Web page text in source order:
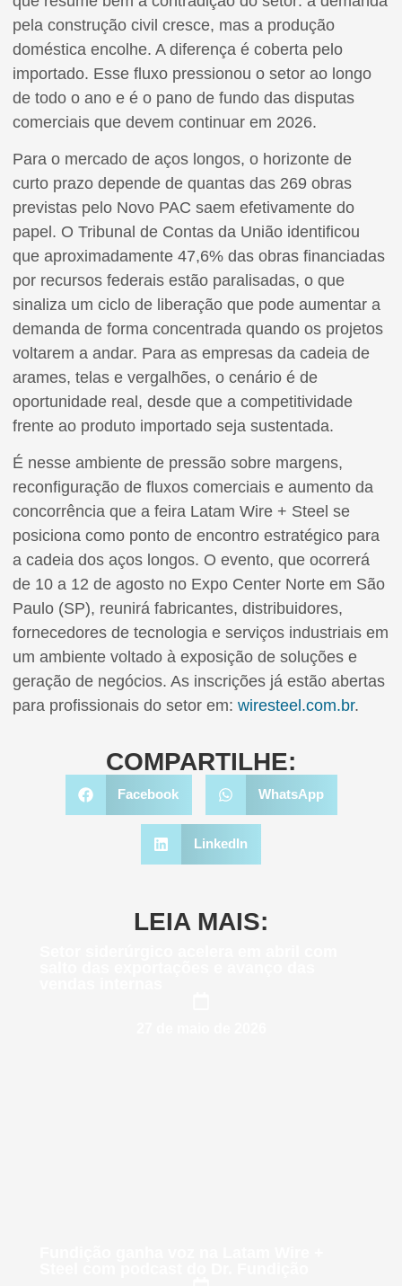
pela construção civil cresce, mas a produção
doméstica encolhe. A diferença é coberta pelo
importado. Esse fluxo pressionou o setor ao longo
de todo o ano e é o pano de fundo das disputas
comerciais que devem continuar em 2026.
Para o mercado de aços longos, o horizonte de
curto prazo depende de quantas das 269 obras
previstas pelo Novo PAC saem efetivamente do
papel. O Tribunal de Contas da União identificou
que aproximadamente 47,6% das obras financiadas
por recursos federais estão paralisadas, o que
sinaliza um ciclo de liberação que pode aumentar a
demanda de forma concentrada quando os projetos
voltarem a andar. Para as empresas da cadeia de
arames, telas e vergalhões, o cenário é de
oportunidade real, desde que a competitividade
frente ao produto importado seja sustentada.
É nesse ambiente de pressão sobre margens,
reconfiguração de fluxos comerciais e aumento da
concorrência que a feira Latam Wire + Steel se
posiciona como ponto de encontro estratégico para
a cadeia dos aços longos. O evento, que ocorrerá
de 10 a 12 de agosto no Expo Center Norte em São
Paulo (SP), reunirá fabricantes, distribuidores,
fornecedores de tecnologia e serviços industriais em
um ambiente voltado à exposição de soluções e
geração de negócios. As inscrições já estão abertas
para profissionais do setor em: wiresteel.com.br.
COMPARTILHE:
Facebook WhatsApp
LinkedIn
LEIA MAIS: